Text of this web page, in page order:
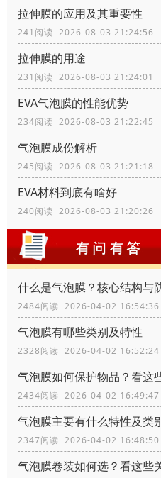
拉伸膜的应用及其重要性
241阅读 2026-08-03 21:24:56
拉伸膜的用途
231阅读 2026-08-03 21:24:01
EVA气泡膜的性能优势
234阅读 2026-08-03 21:22:45
气泡膜成份解析
245阅读 2026-08-03 21:21:18
EVA材料到底有啥好
240阅读 2026-08-03 21:20:26
什么是气泡膜？核心结构与
2484阅读 2026-04-02 16:54:36
气泡膜有哪些类别及特性
2328阅读 2026-04-02 16:52:24
气泡膜如何保护物品？看这
2434阅读 2026-04-02 16:49:47
气泡膜主要有什么特性及类
2347阅读 2026-04-02 16:48:50
气泡膜卷装如何选？看这些